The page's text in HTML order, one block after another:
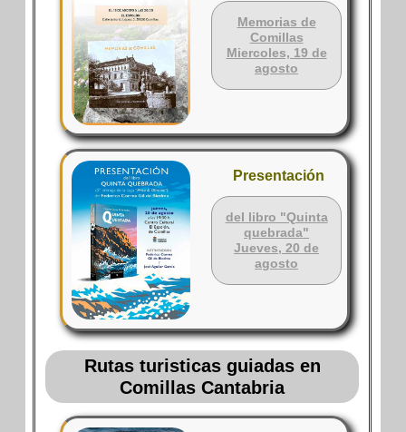
Memorias de
Comillas
Miercoles, 19 de
agosto
Presentación
del libro "Quinta
quebrada"
Jueves, 20 de
agosto
Rutas turisticas guiadas en
Comillas Cantabria